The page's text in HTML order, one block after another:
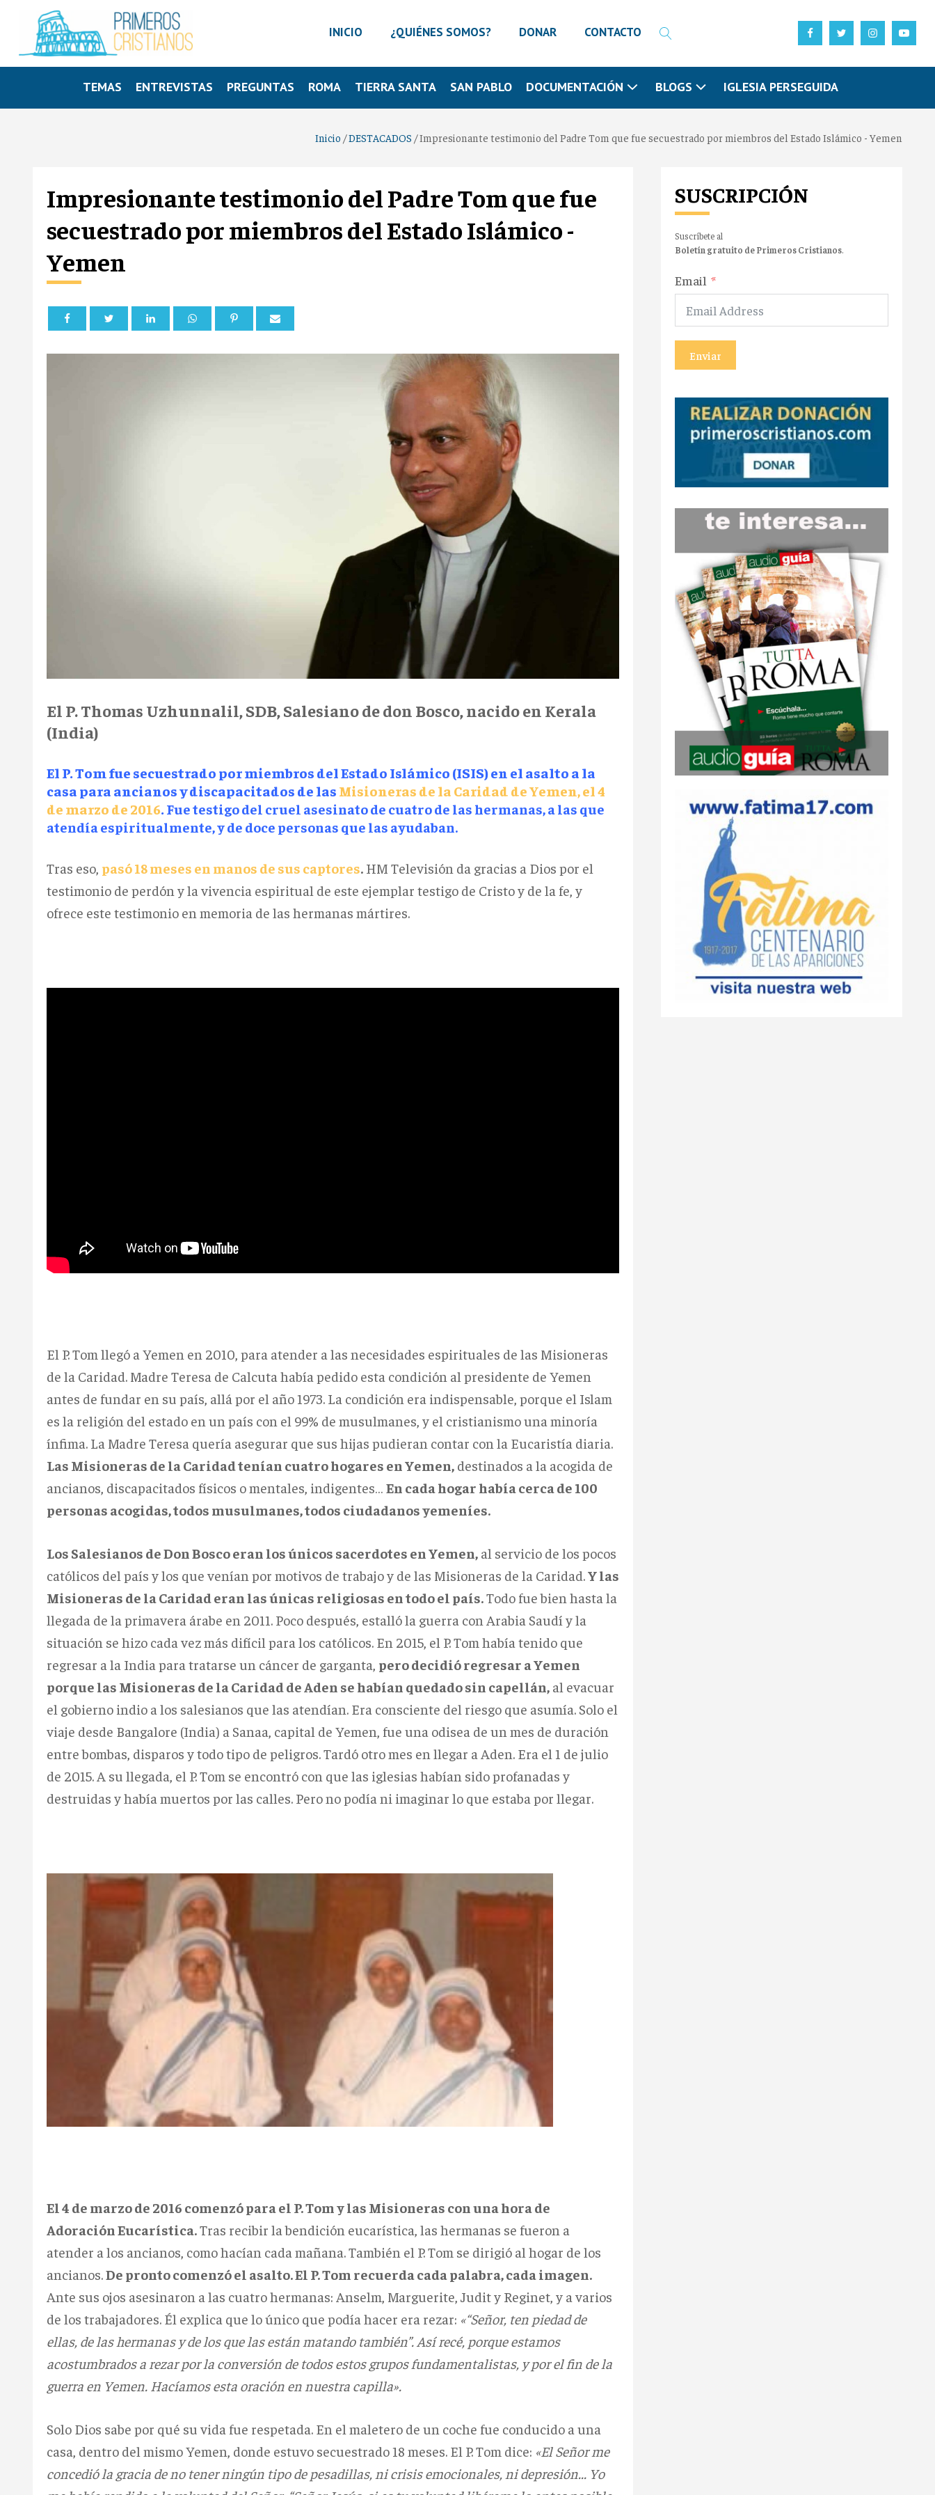
INICIO ¿QUIÉNES SOMOS? DONAR CONTACTO
TEMAS ENTREVISTAS PREGUNTAS ROMA TIERRA SANTA SAN PABLO DOCUMENTACIÓN BLOGS IGLESIA PERSEGUIDA
Inicio /DESTACADOS /Impresionante testimonio del Padre Tom que fue secuestrado por miembros del Estado Islámico - Yemen
Impresionante testimonio del Padre Tom que fue
secuestrado por miembros del Estado Islámico -
Yemen
El P. Thomas Uzhunnalil, SDB, Salesiano de don Bosco, nacido en Kerala
(India)
El P. Tom fue secuestrado por miembros del Estado Islámico (ISIS) en el asalto a la
casa para ancianos y discapacitados de las Misioneras de la Caridad de Yemen, el 4
de marzo de 2016.Fue testigo del cruel asesinato de cuatro de las hermanas, a las que
atendía espiritualmente, y de doce personas que las ayudaban.
Tras eso, pasó 18 meses en manos de sus captores. HM Televisión da gracias a Dios por el
testimonio de perdón y la vivencia espiritual de este ejemplar testigo de Cristo y de la fe, y
ofrece este testimonio en memoria de las hermanas mártires.
El P. Tom llegó a Yemen en 2010, para atender a las necesidades espirituales de las Misioneras
de la Caridad. Madre Teresa de Calcuta había pedido esta condición al presidente de Yemen
antes de fundar en su país, allá por el año 1973. La condición era indispensable, porque el Islam
es la religión del estado en un país con el 99% de musulmanes, y el cristianismo una minoría
ínfima. La Madre Teresa quería asegurar que sus hijas pudieran contar con la Eucaristía diaria.
Las Misioneras de la Caridad tenían cuatro hogares en Yemen, destinados a la acogida de
ancianos, discapacitados físicos o mentales, indigentes… En cada hogar había cerca de 100
personas acogidas, todos musulmanes, todos ciudadanos yemeníes.
Los Salesianos de Don Bosco eran los únicos sacerdotes en Yemen, al servicio de los pocos
católicos del país y los que venían por motivos de trabajo y de las Misioneras de la Caridad.Y las
Misioneras de la Caridad eran las únicas religiosas en todo el país.Todo fue bien hasta la
llegada de la primavera árabe en 2011. Poco después, estalló la guerra con Arabia Saudí y la
situación se hizo cada vez más difícil para los católicos. En 2015, el P. Tom había tenido que
regresar a la India para tratarse un cáncer de garganta, pero decidió regresar a Yemen
porque las Misioneras de la Caridad de Aden se habían quedado sin capellán, al evacuar
el gobierno indio a los salesianos que las atendían. Era consciente del riesgo que asumía. Solo el
viaje desde Bangalore (India) a Sanaa, capital de Yemen, fue una odisea de un mes de duración
entre bombas, disparos y todo tipo de peligros. Tardó otro mes en llegar a Aden. Era el 1 de julio
de 2015. A su llegada, el P. Tom se encontró con que las iglesias habían sido profanadas y
destruidas y había muertos por las calles. Pero no podía ni imaginar lo que estaba por llegar.
El 4 de marzo de 2016 comenzó para el P. Tom y las Misioneras con una hora de
Adoración Eucarística.Tras recibir la bendición eucarística, las hermanas se fueron a
atender a los ancianos, como hacían cada mañana. También el P. Tom se dirigió al hogar de los
ancianos.De pronto comenzó el asalto. El P. Tom recuerda cada palabra, cada imagen.
Ante sus ojos asesinaron a las cuatro hermanas: Anselm, Marguerite, Judit y Reginet, y a varios
de los trabajadores. Él explica que lo único que podía hacer era rezar: «“Señor, ten piedad de
ellas, de las hermanas y de los que las están matando también”. Así recé, porque estamos
acostumbrados a rezar por la conversión de todos estos grupos fundamentalistas, y por el fin de la
guerra en Yemen. Hacíamos esta oración en nuestra capilla».
Solo Dios sabe por qué su vida fue respetada. En el maletero de un coche fue conducido a una
casa, dentro del mismo Yemen, donde estuvo secuestrado 18 meses. El P. Tom dice: «El Señor me
concedió la gracia de no tener ningún tipo de pesadillas, ni crisis emocionales, ni depresión... Yo
SUSCRIPCIÓN
Suscríbete al
Boletín gratuito de Primeros Cristianos.
Email
Enviar